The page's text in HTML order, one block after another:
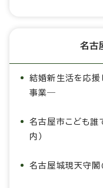
名古
結婚新生活を応
事業―
名古屋市こども誰
内）
名古屋城現天守閣